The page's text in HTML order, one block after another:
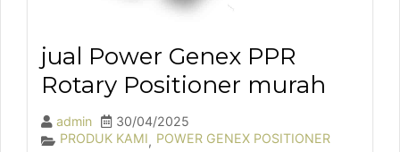
jual Power Genex PPR
Rotary Positioner murah
admin
30/04/2025
PRODUK KAMI, POWER GENEX POSITIONER